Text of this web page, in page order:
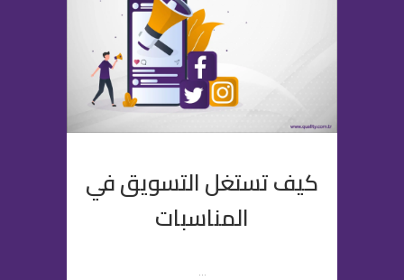
كيف تستغل التسويق في
المناسبات
...